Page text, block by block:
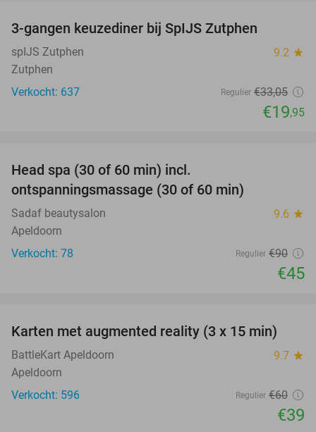
3-gangen keuzediner bij SpIJS Zutphen
spIJS Zutphen 9.2 star
Zutphen
Verkocht: 637
Regulier €33,05
€19,95
Head spa (30 of 60 min) incl.
ontspanningsmassage (30 of 60 min)
Sadaf beautysalon 9.6 star
Apeldoorn
Verkocht: 78
Regulier €90
€45
35%
Karten met augmented reality (3 x 15 min)
BattleKart Apeldoorn 9.7 star
Apeldoorn
Verkocht: 596
Regulier €60
€39